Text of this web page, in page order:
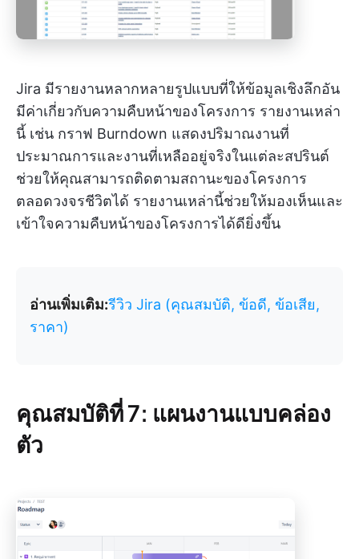
Jira มีรายงานหลากหลายรูปแบบที่ให้ข้อมูลเชิงลึกอัน
มีค่าเกี่ยวกับความคืบหน้าของโครงการ รายงานเหล่า
นี้ เช่น กราฟ Burndown แสดงปริมาณงานที่
ประมาณการและงานที่เหลืออยู่จริงในแต่ละสปรินต์
ช่วยให้คุณสามารถติดตามสถานะของโครงการ
ตลอดวงจรชีวิตได้ รายงานเหล่านี้ช่วยให้มองเห็นและ
เข้าใจความคืบหน้าของโครงการได้ดียิ่งขึ้น
อ่านเพิ่มเติม:รีวิว Jira (คุณสมบัติ, ข้อดี, ข้อเสีย,
ราคา)
คุณสมบัติที่ 7: แผนงานแบบคล่อง
ตัว